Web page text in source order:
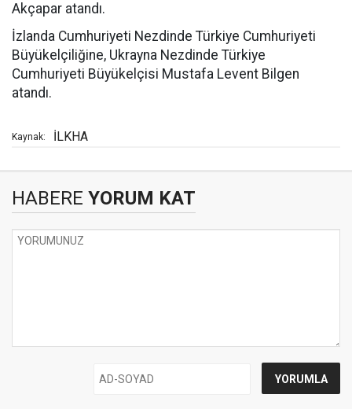
Akçapar atandı.
İzlanda Cumhuriyeti Nezdinde Türkiye Cumhuriyeti
Büyükelçiliğine, Ukrayna Nezdinde Türkiye
Cumhuriyeti Büyükelçisi Mustafa Levent Bilgen
atandı.
Kaynak: İLKHA
HABERE YORUM KAT